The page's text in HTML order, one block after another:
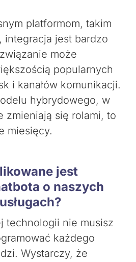
platformom, takim
integracja jest bardzo
może
popularnych
i kanałów komunikacji.
hybrydowego, w
zmieniają się rolami, to
miesięcy.
jest
o naszych
technologii nie musisz
każdego
Wystarczy, że